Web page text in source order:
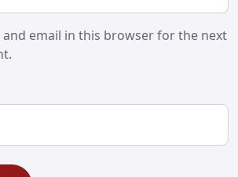
and email in this browser for the next